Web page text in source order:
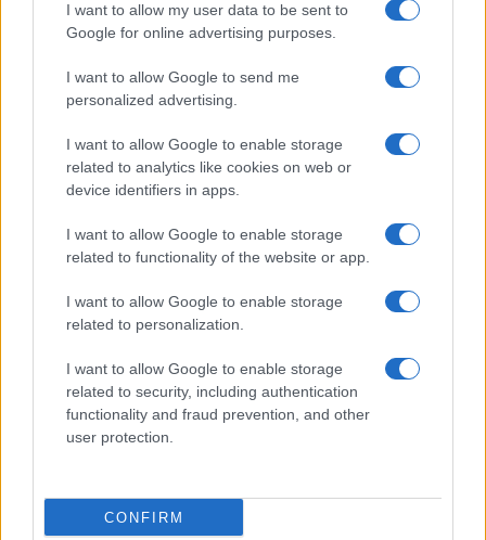
I want to allow my user data to be sent to
Google for online advertising purposes.
I want to allow Google to send me
personalized advertising.
I want to allow Google to enable storage
related to analytics like cookies on web or
device identifiers in apps.
I want to allow Google to enable storage
related to functionality of the website or app.
I want to allow Google to enable storage
related to personalization.
I want to allow Google to enable storage
related to security, including authentication
functionality and fraud prevention, and other
user protection.
CONFIRM
Incendi in Gallura, devastati un chiosco e due
Cannigione celebra la cultura gallurese con il
“Poker letterario”
Teresa Gallura
Controlli rafforzati in Costa Smeralda, 20
arresti e 135 denunce